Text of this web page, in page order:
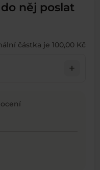
něj poslat
částka je 100,00 Kč
add